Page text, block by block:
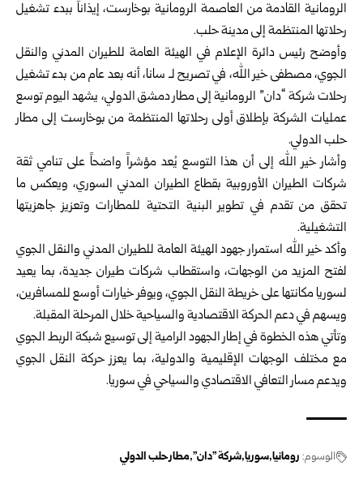
الرومانية القادمة من العاصمة الرومانية بوخارست، إيذاناً ببدء تشغيل
رحلاتها المنتظمة إلى مدينة حلب.
وأوضح رئيس دائرة الإعلام في الهيئة العامة للطيران المدني والنقل
الجوي، مصطفى خير الله، في تصريح لـ سانا، أنه بعد عام من بدء تشغيل
رحلات شركة “دان” الرومانية إلى مطار دمشق الدولي، يشهد اليوم توسع
عمليات الشركة بإطلاق أولى رحلاتها المنتظمة من بوخارست إلى مطار
حلب الدولي.
وأشار خير الله إلى أن هذا التوسع يُعد مؤشراً واضحاً على تنامي ثقة
شركات الطيران الأوروبية بقطاع الطيران المدني السوري، ويعكس ما
تحقق من تقدم في تطوير البنية التحتية للمطارات وتعزيز جاهزيتها
التشغيلية.
وأكد خير الله استمرار جهود الهيئة العامة للطيران المدني والنقل الجوي
لفتح المزيد من الوجهات، واستقطاب شركات طيران جديدة، بما يعيد
لسوريا مكانتها على خريطة النقل الجوي، ويوفر خيارات أوسع للمسافرين،
ويسهم في دعم الحركة الاقتصادية والسياحية خلال المرحلة المقبلة.
وتأتي هذه الخطوة في إطار الجهود الرامية إلى توسيع شبكة الربط الجوي
مع مختلف الوجهات الإقليمية والدولية، بما يعزز حركة النقل الجوي
ويدعم مسار التعافي الاقتصادي والسياحي فيسوريا.
الوسوم: رومانيا سوريا شركة "دان" مطار حلب الدولي